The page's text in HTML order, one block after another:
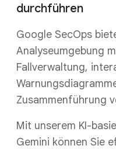
durchführen
Google SecOps
Analyseumgebung
Fallverwaltung,
Zusammenführung
Mit unserem KI-
Gemini können Sie